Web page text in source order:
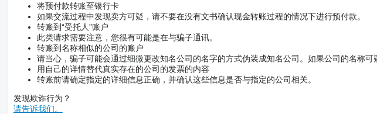
将预付款转账至银行卡
如果交流过程中发现卖方可疑，请不要在没有文书确认现金转账过程的情况下进行预付款。
转账到“受托人”账户
此类请求需要注意，您很有可能是在与骗子通讯。
转账到名称相似的公司的账户
请当心，骗子可能会通过细微更改知名公司的名字的方式伪装成知名公司。如果公司的名称可
用自己的详情替代真实存在的公司的发票的内容
转账前请确定指定的详细信息正确，并确认这些信息是否与指定的公司相关。
发现欺诈行为？
请告诉我们。